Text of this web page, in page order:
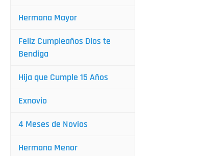
Hermana Mayor
Feliz Cumpleaños Dios te
Bendiga
Hija que Cumple 15 Años
Exnovio
4 Meses de Novios
Hermana Menor